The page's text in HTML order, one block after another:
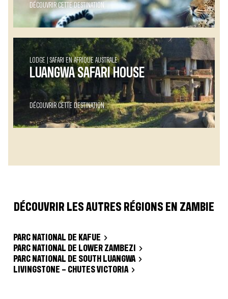
DÉCOUVRIR CETTE DESTINATION
LODGE SAFARI EN AFRIQUE AUSTRALE
LUANGWA SAFARI HOUSE
DÉCOUVRIR CETTE DESTINATION
DÉCOUVRIR LES AUTRES RÉGIONS EN ZAMBIE
PARC NATIONAL DE KAFUE
PARC NATIONAL DE LOWER ZAMBEZI
PARC NATIONAL DE SOUTH LUANGWA
LIVINGSTONE – CHUTES VICTORIA